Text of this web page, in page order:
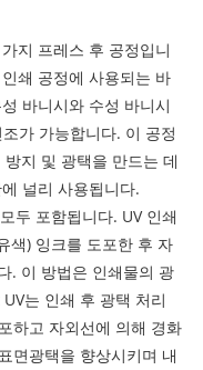
지 프레스 후 공정입니
쇄 공정에 사용되는 바
바니시와 수성 바니시
가 가능합니다. 이 공정
지 및 광택을 만드는 데
널리 사용됩니다.
두 포함됩니다. UV 인쇄
색) 잉크를 도포한 후 자
. 이 방법은 인쇄물의 광
는 인쇄 후 광택 처리
하고 자외선에 의해 경화
면광택을 향상시키며 내